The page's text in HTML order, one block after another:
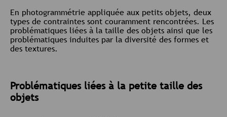
En photogrammétrie appliquée aux petits objets, deux
types de contraintes sont couramment rencontrées. Les
problématiques liées à la taille des objets ainsi que les
problématiques induites par la diversité des formes et
des textures.
Problématiques liées à la petite taille des
objets